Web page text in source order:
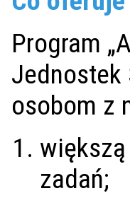
Program
Jednostek
osobom z
zadań;